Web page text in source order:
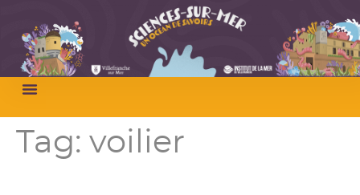
Tag: voilier